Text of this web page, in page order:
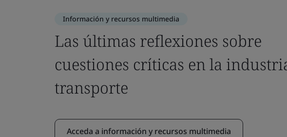
Información y recursos multimedia
Las últimas reflexiones sobre
cuestiones críticas en la
transporte
Acceda a información y recursos multimedia